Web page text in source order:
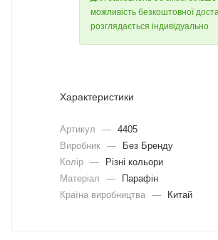
можливість безкоштовної
розглядається індивідуально
Характеристики
Артикул — 4405
Виробник —
Без Бренду
Колір —
Різні кольори
Матеріал
—
Парафін
Країна виробництва — Китай